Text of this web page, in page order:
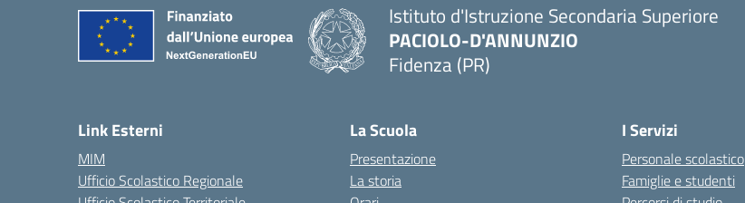
Istituto d'Istruzione Secondaria Superiore
PACIOLO-D'ANNUNZIO
Fidenza (PR)
Link Esterni
MIM
Ufficio Scolastico Regionale
La Scuola
Presentazione
La storia
I Servizi
Personale scolastico
Famiglie e studenti